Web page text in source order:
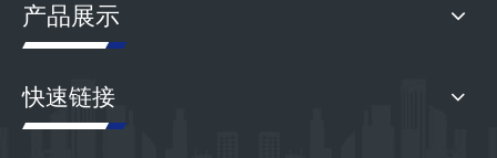
产品展示
快速链接